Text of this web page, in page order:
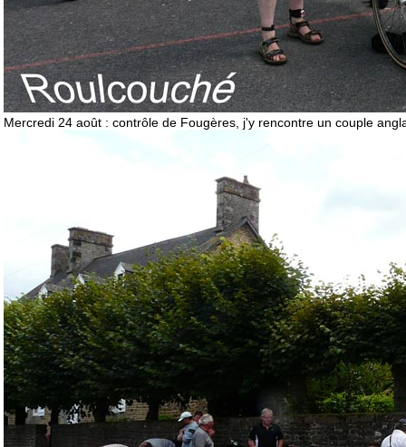
Mercredi 24 août : contrôle de Fougères, j'y rencontre un couple